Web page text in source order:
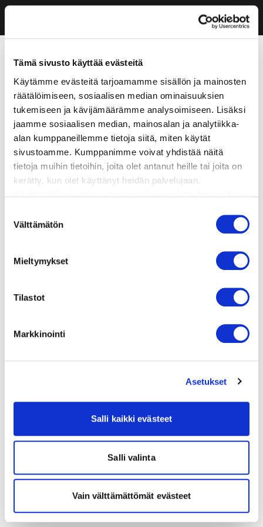
Tämä sivusto käyttää evästeitä
Käytämme evästeitä tarjoamamme sisällön ja mainosten
räätälöimiseen, sosiaalisen median ominaisuuksien
tukemiseen ja kävijämäärämme analysoimiseen. Lisäksi
jaamme sosiaalisen median, mainosalan ja analytiikka-
alan kumppaneillemme tietoja siitä, miten käytät
sivustoamme. Kumppanimme voivat yhdistää näitä
tietoja muihin tietoihin, joita olet antanut heille tai joita on
kerätty, kun olet käyttänyt heidän palvelujaan.
valinta
Välttämätön
Mieltymykset
Tilastot
Markkinointi
Asetukset
Salli kaikki evästeet
Salli valinta
Vain välttämättömät evästeet